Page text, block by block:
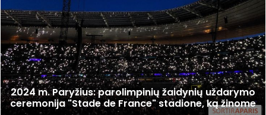
2024 m. Paryžius: parolimpinių žaidynių uždarymo
ceremonija "Stade de France" stadione, ką žinome